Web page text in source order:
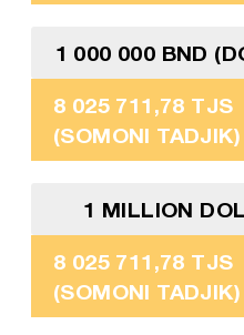
1 000 000 BND
8 025 711,78 TJS
(SOMONI TADJIK)
1 MILLION
8 025 711,78 TJS
(SOMONI TADJIK)